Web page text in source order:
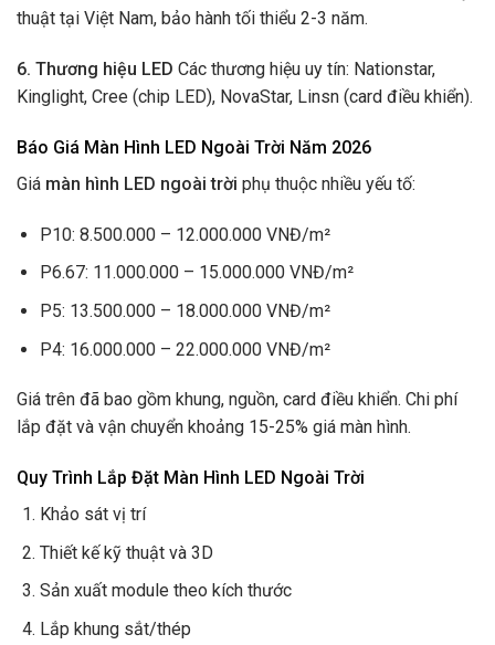
thuật tại Việt Nam, bảo hành tối thiểu 2-3 năm.
6. Thương hiệu LED Các thương hiệu uy tín: Nationstar,
Kinglight, Cree (chip LED), NovaStar, Linsn (card điều khiển).
Báo Giá Màn Hình LED Ngoài Trời Năm 2026
Giá màn hình LED ngoài trời phụ thuộc nhiều yếu tố:
P10: 8.500.000 – 12.000.000 VNĐ/m²
P6.67: 11.000.000 – 15.000.000 VNĐ/m²
P5: 13.500.000 – 18.000.000 VNĐ/m²
P4: 16.000.000 – 22.000.000 VNĐ/m²
Giá trên đã bao gồm khung, nguồn, card điều khiển. Chi phí
lắp đặt và vận chuyển khoảng 15-25% giá màn hình.
Quy Trình Lắp Đặt Màn Hình LED Ngoài Trời
Khảo sát vị trí
Thiết kế kỹ thuật và 3D
Sản xuất module theo kích thước
Lắp khung sắt/thép